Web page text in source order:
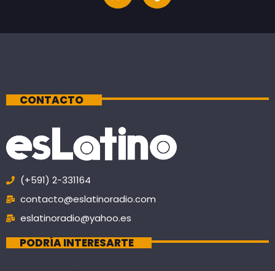
CONTACTO
(+591) 2-331164
contacto@eslatinoradio.com
eslatinoradio@yahoo.es
PODRÍA INTERESARTE